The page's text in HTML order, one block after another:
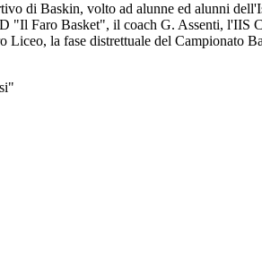
di Baskin, volto ad alunne ed alunni
"Il Faro Basket", il coach G. Assenti, l'IIS
Liceo, la fase distrettuale del